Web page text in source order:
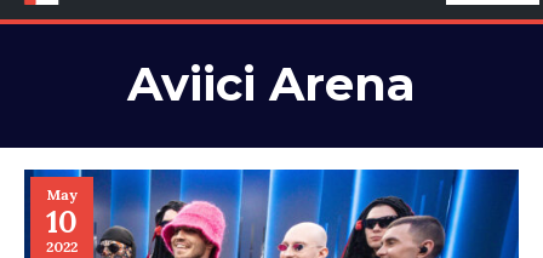
ESCplus España
Aviici Arena
May
10
2022